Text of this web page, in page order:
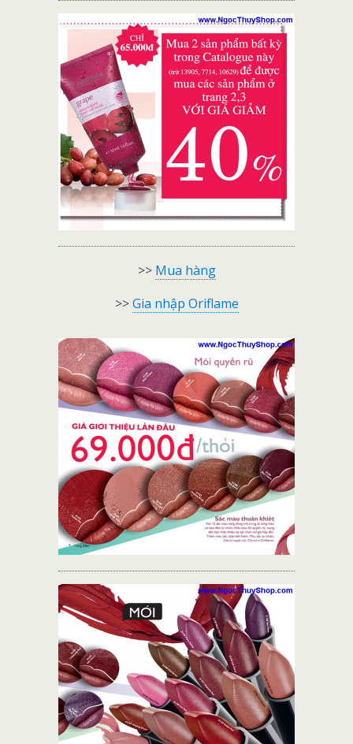
>> Mua hàng
>>Gia nhập Oriflame